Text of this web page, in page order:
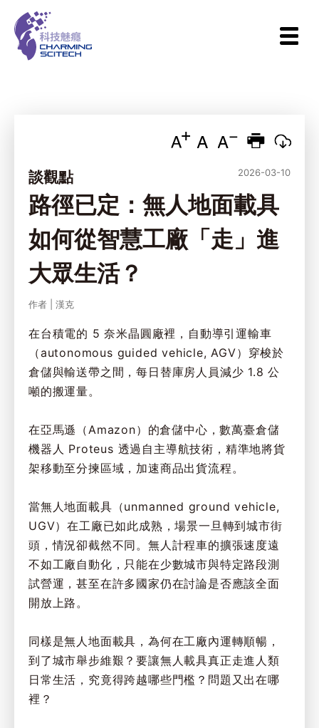
談觀點 2026-03-10
路徑已定：無人地面載具
如何從智慧工廠「走」進
大眾生活？
作者 漢克
在台積電的 5 奈米晶圓廠裡，自動導引運輸車
（autonomous guided vehicle, AGV）穿梭於
倉儲與輸送帶之間，每日替庫房人員減少 1.8 公
噸的搬運量。
在亞馬遜（Amazon）的倉儲中心，數萬臺倉儲
機器人 Proteus 透過自主導航技術，精準地將貨
架移動至分揀區域，加速商品出貨流程。
當無人地面載具（unmanned ground vehicle,
UGV）在工廠已如此成熟，場景一旦轉到城市街
頭，情況卻截然不同。無人計程車的擴張速度遠
不如工廠自動化，只能在少數城市與特定路段測
試營運，甚至在許多國家仍在討論是否應該全面
開放上路。
同樣是無人地面載具，為何在工廠內運轉順暢，
到了城市舉步維艱？要讓無人載具真正走進人類
日常生活，究竟得跨越哪些門檻？問題又出在哪
裡？